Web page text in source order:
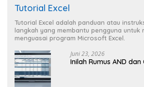
Tutorial Excel
Tutorial Excel adalah panduan atau
langkah yang membantu pengguna untuk
menguasai program Microsoft Excel.
Juni 23, 2026
Inilah Rumus AND dan